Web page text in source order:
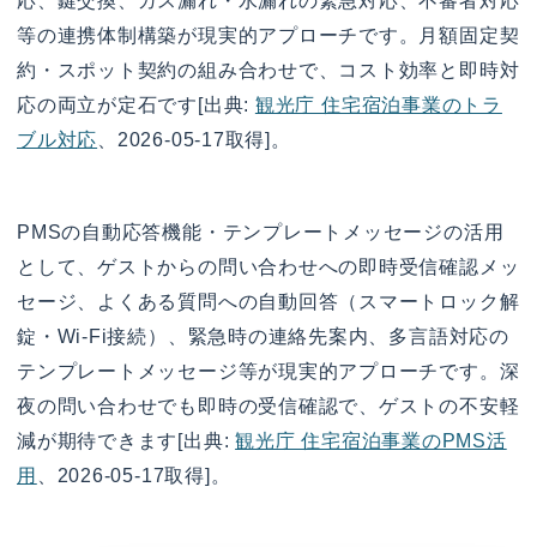
等の連携体制構築が現実的アプローチです。月額固定契
約・スポット契約の組み合わせで、コスト効率と即時対
応の両立が定石です[出典: 観光庁 住宅宿泊事業のトラ
ブル対応 、2026-05-17取得]。
PMSの自動応答機能・テンプレートメッセージの活用
として、ゲストからの問い合わせへの即時受信確認メッ
セージ、よくある質問への自動回答（スマートロック解
錠・Wi-Fi接続）、緊急時の連絡先案内、多言語対応の
テンプレートメッセージ等が現実的アプローチです。深
夜の問い合わせでも即時の受信確認で、ゲストの不安軽
減が期待できます[出典:観光庁 住宅宿泊事業のPMS活
用
、2026-05-17取得]。